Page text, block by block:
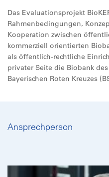
Das Evaluationsprojekt
Rahmenbedingungen,
Kooperation zwischen
kommerziell orientierten
als öffentlich-rechtliche
privater Seite die Biobank
Bayerischen Roten Kreuzes
Ansprechperson